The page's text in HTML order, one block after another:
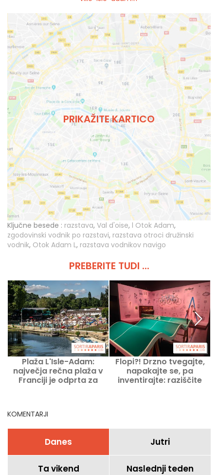
PRIKAŽITE KARTICO
Ključne besede : razstava, Val d'oise, l Otok Adam,
zgodovinski vodnik po razstavi, razstava otroci družinski
vodnik, Otok Adam L, razstava vodnikov navigo
PREBERITE TUDI ...
Plaža L'Isle-Adam:
največja rečna plaža v
Franciji je odprta za
Flopi?! Drzno tvegajte,
napakajte se, pa
inventirajte: raziščite
KOMENTARJI
Danes Jutri
Ta vikend Naslednji teden